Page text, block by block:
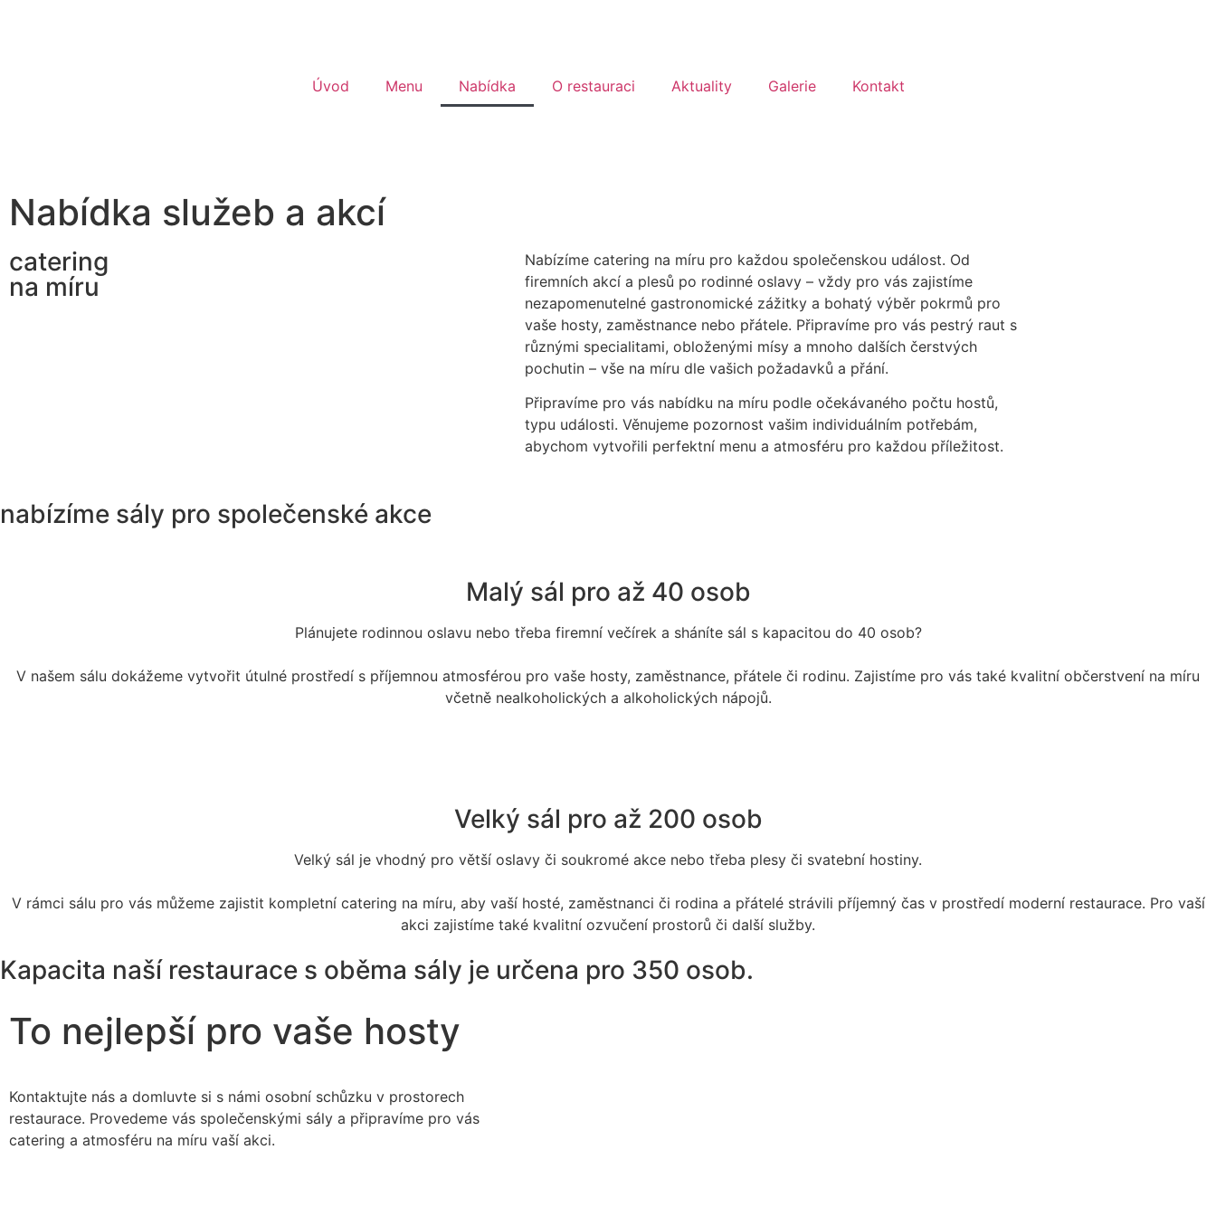
Úvod Menu Nabídka O restauraci Aktuality Galerie Kontakt
Nabídka služeb a akcí
catering
na míru
Nabízíme catering na míru pro každou společenskou událost. Od
firemních akcí a plesů po rodinné oslavy – vždy pro vás zajistíme
nezapomenutelné gastronomické zážitky a bohatý výběr pokrmů pro
vaše hosty, zaměstnance nebo přátele. Připravíme pro vás pestrý raut s
různými specialitami, obloženými mísy a mnoho dalších čerstvých
pochutin – vše na míru dle vašich požadavků a přání.
Připravíme pro vás nabídku na míru podle očekávaného počtu hostů,
typu události. Věnujeme pozornost vašim individuálním potřebám,
abychom vytvořili perfektní menu a atmosféru pro každou příležitost.
nabízíme sály pro společenské akce
Malý sál pro až 40 osob
Plánujete rodinnou oslavu nebo třeba firemní večírek a sháníte sál s kapacitou do 40 osob?
V našem sálu dokážeme vytvořit útulné prostředí s příjemnou atmosférou pro vaše hosty, zaměstnance, přátele či rodinu. Zajistíme pro vás také kvalitní občerstvení na míru
včetně nealkoholických a alkoholických nápojů.
Velký sál pro až 200 osob
Velký sál je vhodný pro větší oslavy či soukromé akce nebo třeba plesy či svatební hostiny.
V rámci sálu pro vás můžeme zajistit kompletní catering na míru, aby vaší hosté, zaměstnanci či rodina a přátelé strávili příjemný čas v prostředí moderní restaurace. Pro vaší
akci zajistíme také kvalitní ozvučení prostorů či další služby.
Kapacita naší restaurace s oběma sály je určena pro 350 osob.
To nejlepší pro vaše hosty
Kontaktujte nás a domluvte si s námi osobní schůzku v prostorech
restaurace. Provedeme vás společenskými sály a připravíme pro vás
catering a atmosféru na míru vaší akci.